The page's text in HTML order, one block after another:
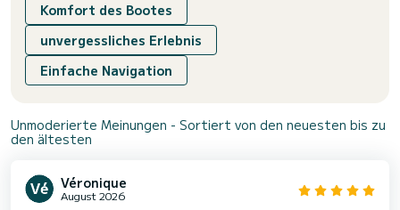
Komfort des Bootes
unvergessliches Erlebnis
Einfache Navigation
Unmoderierte Meinungen - Sortiert von den neuesten bis zu
den ältesten
Véronique
August 2026